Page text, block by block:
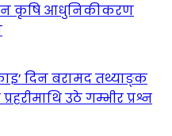
कृषि आधुनिकीकरण
दिन बरामद तथ्याङ्क
उठे गम्भीर प्रश्न